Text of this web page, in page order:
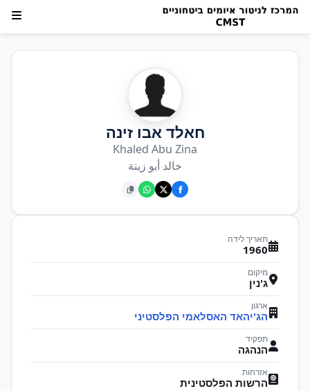
חאלד אבו זינה
Khaled Abu Zina
خالد أبو زينة
תאריך לידה
1960
מיקום
ג'נין
ארגון
הג'יהאד האסלאמי הפלסטיני
תפקיד
הנהגה
אזרחות
הרשות הפלסטינית